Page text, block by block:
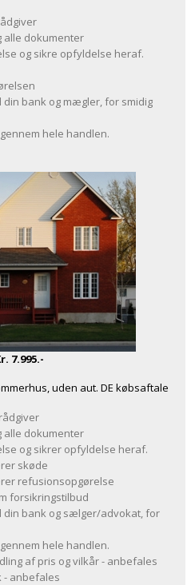
alle dokumenter
og sikre opfyldelse heraf.
din bank og mægler, for smidig
hele handlen.
7.995.-
uden aut. DE købsaftale
alle dokumenter
og sikrer opfyldelse heraf.
skøde
refusionsopgørelse
forsikringstilbud
din bank og sælger/advokat, for
hele handlen.
af pris og vilkår - anbefales
- anbefales